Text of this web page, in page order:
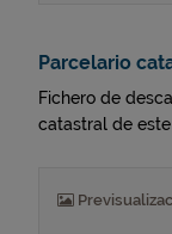
Parcelario
Fichero de
catastral de este